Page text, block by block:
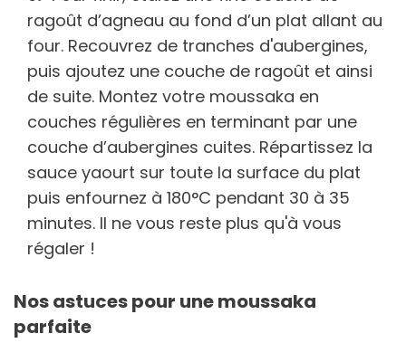
ragoût d’agneau au fond d’un plat allant au
four. Recouvrez de tranches d'aubergines,
puis ajoutez une couche de ragoût et ainsi
de suite. Montez votre moussaka en
couches régulières en terminant par une
couche d’aubergines cuites. Répartissez la
sauce yaourt sur toute la surface du plat
puis enfournez à 180°C pendant 30 à 35
minutes. Il ne vous reste plus qu'à vous
régaler !
Nos astuces pour une moussaka
parfaite